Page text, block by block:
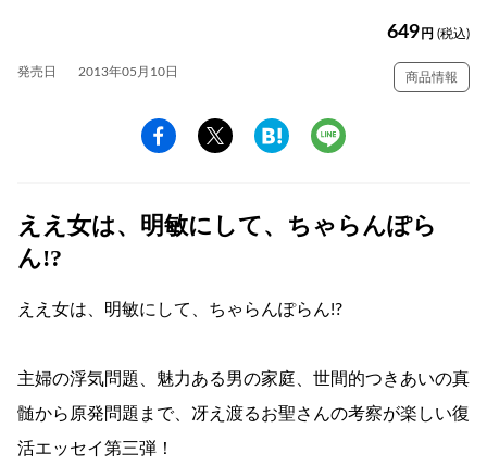
649 円 (税込)
発売日 2013年05月10日 商品情報
ええ女は、明敏にして、ちゃらんぽら
ん!?
ええ女は、明敏にして、ちゃらんぽらん!?
主婦の浮気問題、魅力ある男の家庭、世間的つきあいの真
髄から原発問題まで、冴え渡るお聖さんの考察が楽しい復
活エッセイ第三弾！